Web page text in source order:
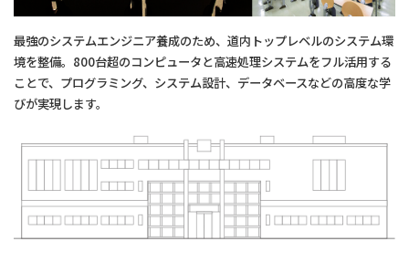
最強のシステムエンジニア養成のため、道内トップレベルのシステム環
境を整備。800台超のコンピュータと高速処理システムをフル活用する
ことで、プログラミング、システム設計、データベースなどの高度な学
びが実現します。